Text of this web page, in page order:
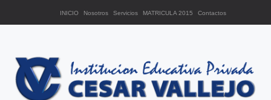
INICIO Nosotros Servicios MATRICULA 2015 Contactos